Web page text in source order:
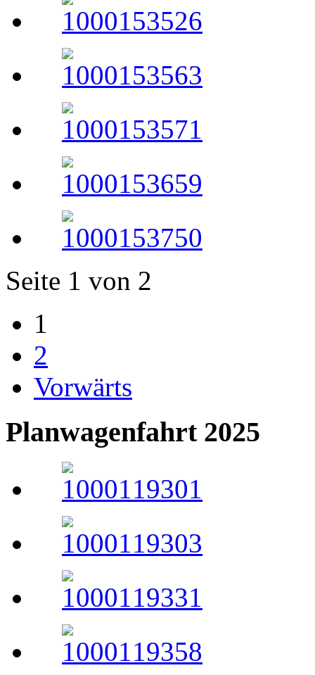
Seite 1 von 2
1
2
Vorwärts
Planwagenfahrt 2025